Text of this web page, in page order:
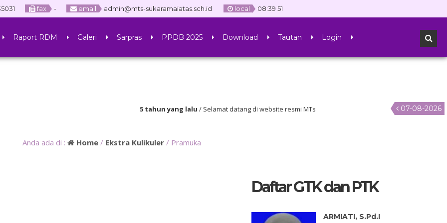
fax - email admin@mts-sukaramaiatas.sch.id local 08:39 51
Raport RDM Galeri Sarpras PPDB 2025 Download Tautan Login
07-08-2026
5 tahun yang lalu/ Selamat datang di website resmi MTs
Anda ada di : Home / Ekstra Kulikuler / Pramuka
Daftar GTK dan PTK
ARMIATI, S.Pd.I